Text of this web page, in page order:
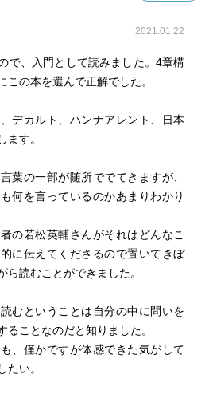
2021.01.22
で、入門として読みました。4章構
この本を選んで正解でした。
デカルト、ハンナアレント、日本
ます。
葉の一部が随所ででてきますが、
何を言っているのかあまりわかり
の若松英輔さんがそれはどんなこ
に伝えてくださるので置いてきぼ
ら読むことができました。
むということは自分の中に問いを
ることなのだと知りました。
、僅かですが体感できた気がして
たい。